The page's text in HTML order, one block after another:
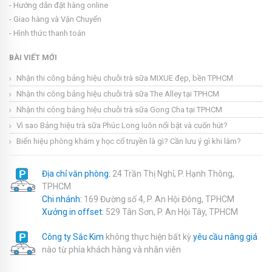
- Hướng dẫn đặt hàng online
- Giao hàng và Vận Chuyển
- Hình thức thanh toán
BÀI VIẾT MỚI
Nhận thi công bảng hiệu chuỗi trà sữa MIXUE đẹp, bền TPHCM
Nhận thi công bảng hiệu chuỗi trà sữa The Alley tại TPHCM
Nhận thi công bảng hiệu chuỗi trà sữa Gong Cha tại TPHCM
Vì sao Bảng hiệu trà sữa Phúc Long luôn nổi bật và cuốn hút?
Biển hiệu phòng khám y học cổ truyền là gì? Cần lưu ý gì khi làm?
Địa chỉ văn phòng: 24 Trần Thị Nghỉ, P. Hạnh Thông,
TPHCM
Chi nhánh: 169 Đường số 4, P. An Hội Đông, TPHCM
Xưởng in offset: 529 Tân Sơn, P. An Hội Tây, TPHCM
Công ty Sắc Kim không thực hiện bất kỳyêu cầu nâng giá
nào từ phía khách hàng và nhân viên